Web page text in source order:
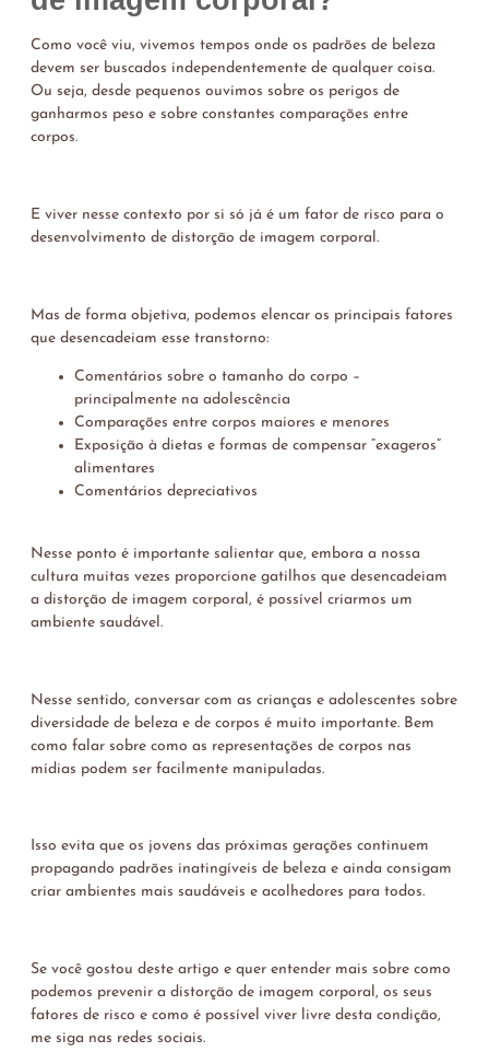
Como você viu, vivemos tempos onde os padrões de beleza
devem ser buscados independentemente de qualquer coisa.
Ou seja, desde pequenos ouvimos sobre os perigos de
ganharmos peso e sobre constantes comparações entre
corpos.
E viver nesse contexto por si só já é um fator de risco para o
desenvolvimento de distorção de imagem corporal.
Mas de forma objetiva, podemos elencar os principais fatores
que desencadeiam esse transtorno:
Comentários sobre o tamanho do corpo –
principalmente na adolescência
Comparações entre corpos maiores e menores
Exposição à dietas e formas de compensar “exageros”
alimentares
Comentários depreciativos
Nesse ponto é importante salientar que, embora a nossa
cultura muitas vezes proporcione gatilhos que desencadeiam
a distorção de imagem corporal, é possível criarmos um
ambiente saudável.
Nesse sentido, conversar com as crianças e adolescentes sobre
diversidade de beleza e de corpos é muito importante. Bem
como falar sobre como as representações de corpos nas
mídias podem ser facilmente manipuladas.
Isso evita que os jovens das próximas gerações continuem
propagando padrões inatingíveis de beleza e ainda consigam
criar ambientes mais saudáveis e acolhedores para todos.
Se você gostou deste artigo e quer entender mais sobre como
podemos prevenir a distorção de imagem corporal, os seus
fatores de risco e como é possível viver livre desta condição,
me siga nas redes sociais.